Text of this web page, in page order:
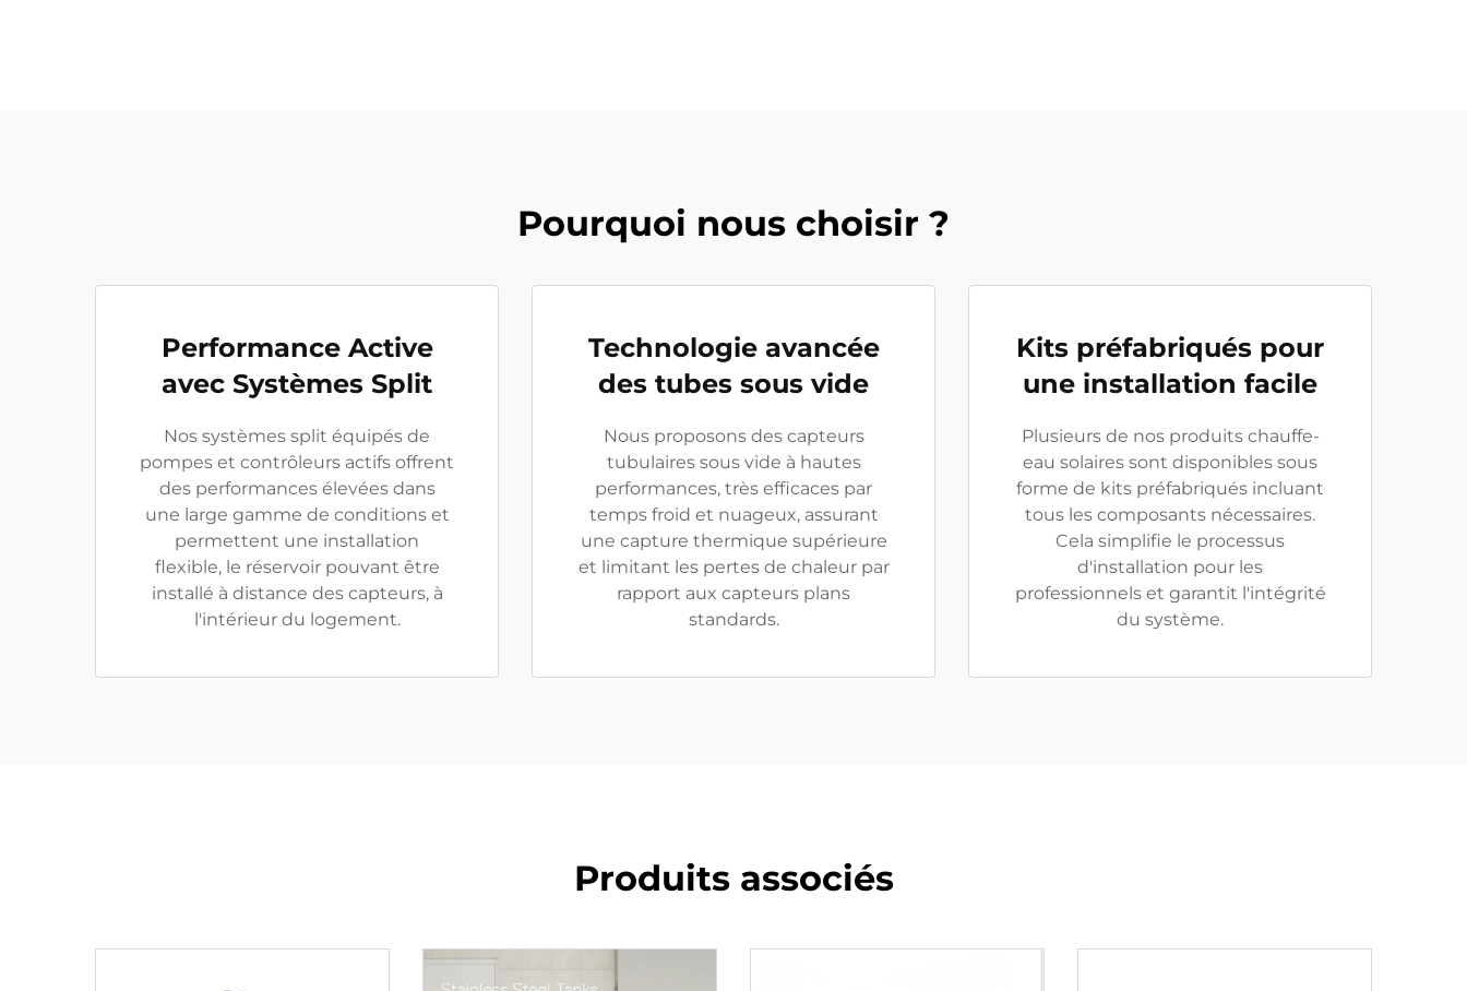
Pourquoi nous choisir ?
Performance Active
avec Systèmes Split
Nos systèmes split équipés de
pompes et contrôleurs actifs offrent
des performances élevées dans
une large gamme de conditions et
permettent une installation
flexible, le réservoir pouvant être
installé à distance des capteurs, à
l'intérieur du logement.
Technologie avancée
des tubes sous vide
Nous proposons des capteurs
tubulaires sous vide à hautes
performances, très efficaces par
temps froid et nuageux, assurant
une capture thermique supérieure
et limitant les pertes de chaleur par
rapport aux capteurs plans
standards.
Kits préfabriqués pour
une installation facile
Plusieurs de nos produits chauffe-
eau solaires sont disponibles sous
forme de kits préfabriqués incluant
tous les composants nécessaires.
Cela simplifie le processus
d'installation pour les
professionnels et garantit l'intégrité
du système.
Produits associés